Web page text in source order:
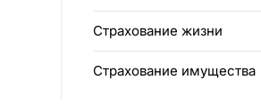
Страхование жизни
Страхование имущества